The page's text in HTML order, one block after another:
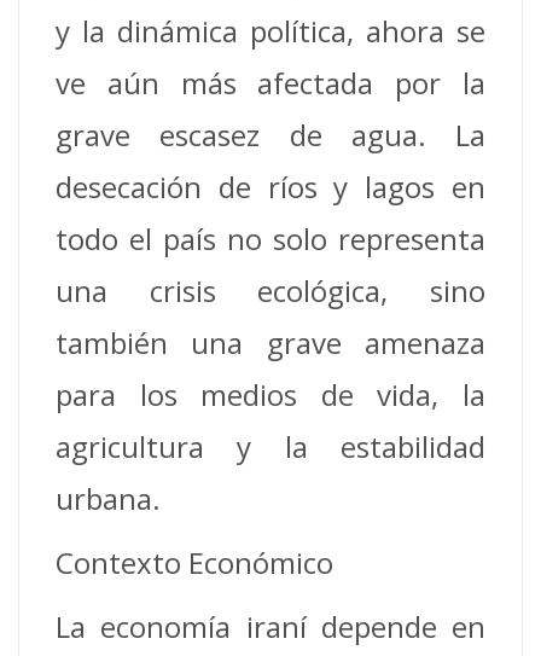
y la dinámica política, ahora se
ve aún más afectada por la
grave escasez de agua. La
desecación de ríos y lagos en
todo el país no solo representa
una crisis ecológica, sino
también una grave amenaza
para los medios de vida, la
agricultura y la estabilidad
urbana.
Contexto Económico
La economía iraní depende en